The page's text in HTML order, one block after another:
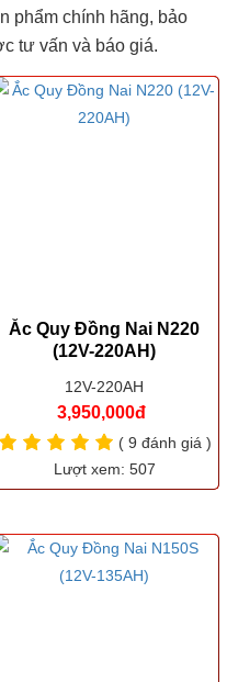
phẩm chính hãng, bảo
tư vấn và báo giá.
Ắc Quy Đồng Nai N220
(12V-220AH)
12V-220AH
3,950,000đ
( 9 đánh giá )
Lượt xem: 507